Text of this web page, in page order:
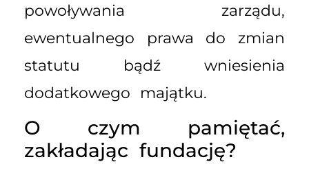
powoływania zarządu,
ewentualnego prawa do zmian
statutu bądź wniesienia
dodatkowego majątku.
O czym pamiętać,
zakładając fundację?